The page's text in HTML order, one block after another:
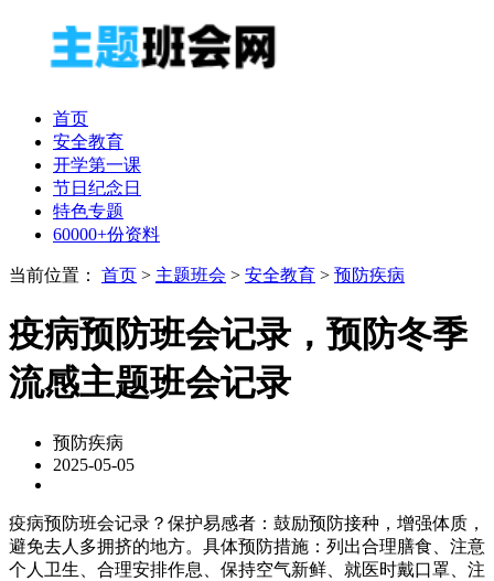
首页
安全教育
开学第一课
节日纪念日
特色专题
60000+份资料
当前位置： 首页 > 主题班会 > 安全教育 > 预防疾病
疫病预防班会记录，预防冬季
流感主题班会记录
预防疾病
2025-05-05
疫病预防班会记录？保护易感者：鼓励预防接种，增强体质，
避免去人多拥挤的地方。具体预防措施：列出合理膳食、注意
个人卫生、合理安排作息、保持空气新鲜、就医时戴口罩、注